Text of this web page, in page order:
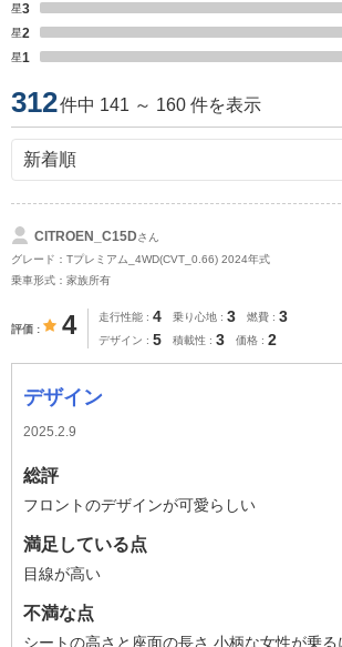
星3
星2
星1
312件中 141 ～ 160 件を表示
CITROEN_C15Dさん
グレード：Tプレミアム_4WD(CVT_0.66) 2024年式
乗車形式：家族所有
評価 4 走行性能 4 乗り心地 3 燃費 3
デザイン 5 積載性 3 価格 2
デザイン
2025.2.9
総評
フロントのデザインが可愛らしい
満足している点
目線が高い
不満な点
シートの高さと座面の長さ 小柄な女性が乗